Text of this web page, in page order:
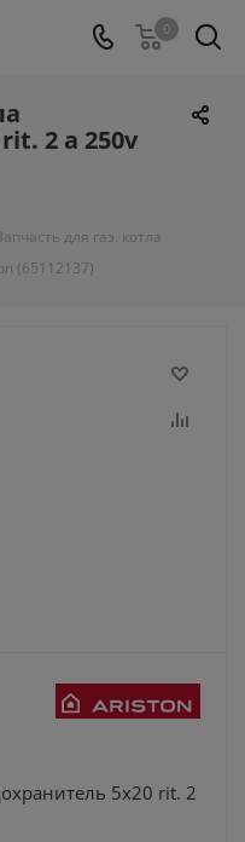
0
2 a 250v
для газ. котла
(65112137)
5x20 rit. 2